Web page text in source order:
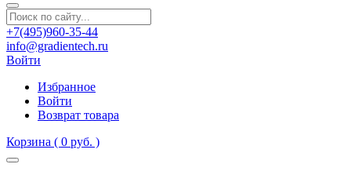
+7(495)960-35-44
info@gradientech.ru
Войти
Избранное
Войти
Возврат товара
Корзина ( 0 руб. )